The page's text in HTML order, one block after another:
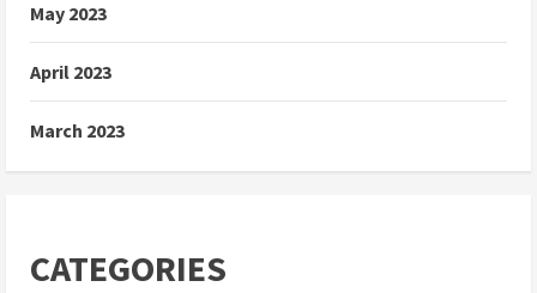
May 2023
April 2023
March 2023
CATEGORIES